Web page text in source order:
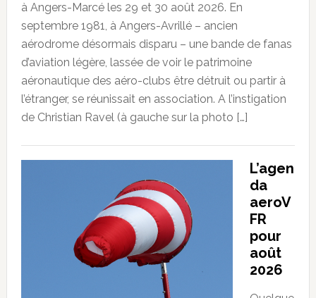
à Angers-Marcé les 29 et 30 août 2026. En
septembre 1981, à Angers-Avrillé – ancien
aérodrome désormais disparu – une bande de fanas
d’aviation légère, lassée de voir le patrimoine
aéronautique des aéro-clubs être détruit ou partir à
l’étranger, se réunissait en association. A l’instigation
de Christian Ravel (à gauche sur la photo […]
L’agen
da
aeroV
FR
pour
août
2026